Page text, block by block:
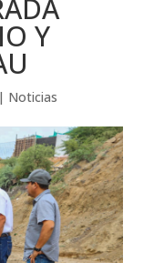
Y
Noticias